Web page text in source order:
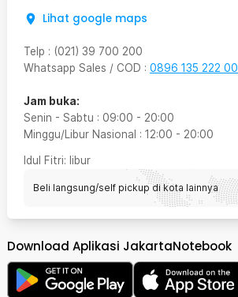
Lihat google maps
Telp : (021) 39 700 200
Whatsapp Sales / COD : 0896 135 222 00
Jam buka:
Senin - Sabtu : 09:00 - 20:00
Minggu/Libur Nasional : 12:00 - 20:00
Idul Fitri: libur
Beli langsung/self pickup di kota lainnya
Download Aplikasi JakartaNotebook